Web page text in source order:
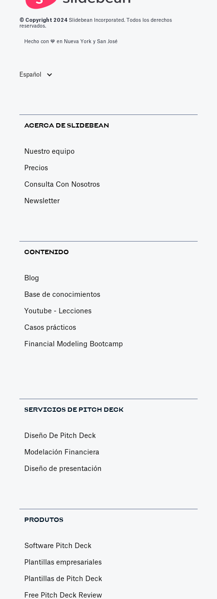
© Copyright 2 024 Slidebean Incorporated. Todos los derechos
reservados.
Hecho con 💙️ en Nueva York y San José
Español
ACERCA DE SLIDEBEAN
Nuestro equipo
Precios
Consulta Con Nosotros
Newsletter
CONTENIDO
Blog
Base de conocimientos
Youtube - Lecciones
Casos prácticos
Financial Modeling Bootcamp
SERVICIOS DE PITCH DECK
Diseño De Pitch Deck
Modelación Financiera
Diseño de presentación
PRODUTOS
Software Pitch Deck
Plantillas empresariales
Plantillas de Pitch Deck
Free Pitch Deck Review